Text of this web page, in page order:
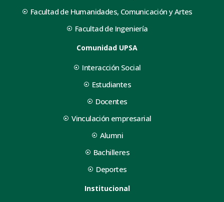
Facultad de Humanidades, Comunicación y Artes
Facultad de Ingeniería
Comunidad UPSA
Interacción Social
Estudiantes
Docentes
Vinculación empresarial
Alumni
Bachilleres
Deportes
Institucional